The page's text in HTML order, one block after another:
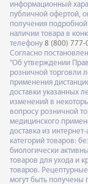
информационный
публичной офертой,
получения
наличии товара в
телефону 8 (800) 777-
Согласно
"Об утверждении
розничной торговли
применения
доставки указанных
изменений в
вопросу розничной
медицинского
доставка из
категорий товаров:
биологически
товаров для ухода и
товаров.
могут быть получены